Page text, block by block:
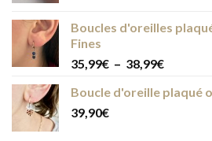
21,90€
25,90€
Boucles d'oreilles
Fines
35,99€ – 38,99€Plage
prix :
Boucle d'oreille plaqué
39,90€